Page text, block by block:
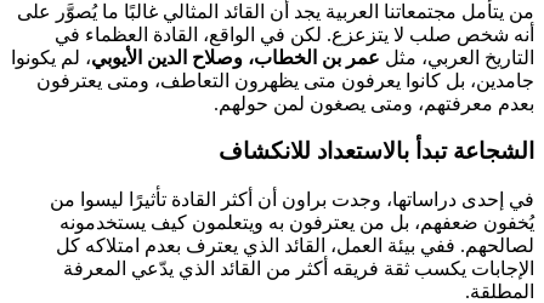
من يتأمل مجتمعاتنا العربية يجد أن القائد المثالي غالبًا ما يُصوَّر على
أنه شخص صلب لا يتزعزع. لكن في الواقع، القادة العظماء في
التاريخ العربي، مثل عمر بن الخطاب، وصلاح الدين الأيوبي، لم يكونوا
جامدين، بل كانوا يعرفون متى يظهرون التعاطف، ومتى يعترفون
بعدم معرفتهم، ومتى يصغون لمن حولهم.
الشجاعة تبدأ بالاستعداد للانكشاف
في إحدى دراساتها، وجدت براون أن أكثر القادة تأثيرًا ليسوا من
يُخفون ضعفهم، بل من يعترفون به ويتعلمون كيف يستخدمونه
لصالحهم. ففي بيئة العمل، القائد الذي يعترف بعدم امتلاكه كل
الإجابات يكسب ثقة فريقه أكثر من القائد الذي يدّعي المعرفة
المطلقة.